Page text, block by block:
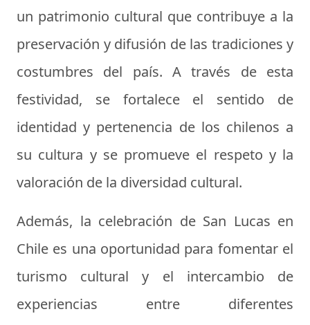
un patrimonio cultural que contribuye a la
preservación y difusión de las tradiciones y
costumbres del país. A través de esta
festividad, se fortalece el sentido de
identidad y pertenencia de los chilenos a
su cultura y se promueve el respeto y la
valoración de la diversidad cultural.
Además, la celebración de San Lucas en
Chile es una oportunidad para fomentar el
turismo cultural y el intercambio de
experiencias entre diferentes